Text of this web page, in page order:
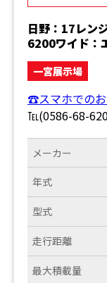
日野：17レン
6200ワイド：
一宮展示場
☎スマホでの
℡(0586-68-
メーカー
年式
型式
走行距離
最大積載量